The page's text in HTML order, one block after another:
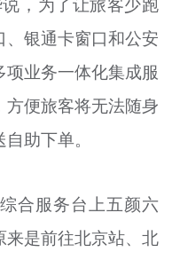
，为了让旅客少跑
银通卡窗口和公安
业务一体化集成服
便旅客将无法随身
助下单。
合服务台上五颜六
是前往北京站、北